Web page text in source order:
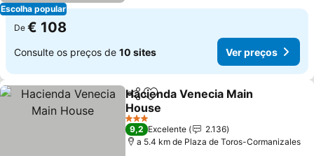
Escolha popular
De € 108
Consulte os preços de 10 sites Ver preços
PartilharAdicionar aos favoritos
Hacienda Venecia Main
House
3 Estrelas
9,2 Excelente
2.136
a 5.4 km de Plaza de Toros-Cormanizales